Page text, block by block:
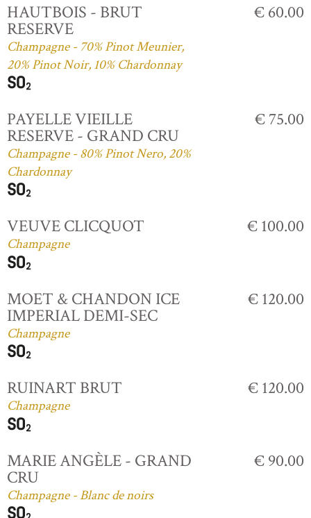
HAUTBOIS - BRUT
RESERVE
Champagne - 70% Pinot Meunier,
20% Pinot Noir, 10% Chardonnay
€ 60.00
PAYELLE VIEILLE
RESERVE - GRAND CRU
Champagne - 80% Pinot Nero, 20%
Chardonnay
€ 75.00
VEUVE CLICQUOT
Champagne
€ 100.00
MOET & CHANDON ICE
IMPERIAL DEMI-SEC
Champagne
€ 120.00
RUINART BRUT
Champagne
€ 120.00
MARIE ANGÈLE - GRAND
CRU
Champagne - Blanc de noirs
€ 90.00